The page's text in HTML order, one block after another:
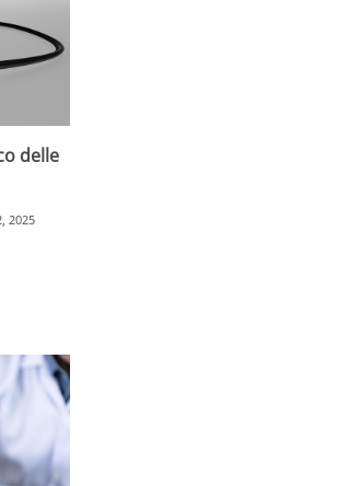
delle
2025